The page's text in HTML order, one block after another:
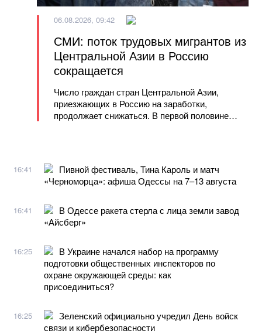
06.08.2026, 09:42
СМИ: поток трудовых мигрантов из
Центральной Азии в Россию
сокращается
Число граждан стран Центральной Азии,
приезжающих в Россию на заработки,
продолжает снижаться. В первой половине
16:41
Пивной фестиваль, Тина Кароль и матч
«Черноморца»: афиша Одессы на 7–13 августа
16:41
В Одессе ракета стерла с лица земли завод
«Айсберг»
16:25
В Украине начался набор на программу
подготовки общественных инспекторов по
охране окружающей среды: как
присоединиться?
16:25
Зеленский официально учредил День войск
связи и кибербезопасности